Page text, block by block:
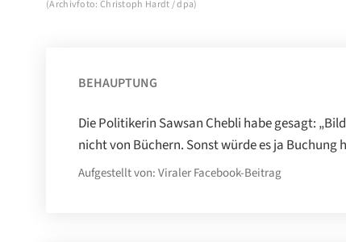
(Archivfoto: Christoph Hardt / dpa)
BEHAUPTUNG
Die Politikerin Sawsan Chebli habe gesagt:
nicht von Büchern. Sonst würde es ja Buchung
Aufgestellt von: Viraler Facebook-Beitrag